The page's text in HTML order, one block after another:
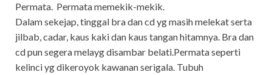
Permata. Permata memekik-mekik.
Dalam sekejap, tinggal bra dan cd yg masih melekat serta
jilbab, cadar, kaus kaki dan kaus tangan hitamnya. Bra dan
cd pun segera melayg disambar belati.Permata seperti
kelinci yg dikeroyok kawanan serigala. Tubuh